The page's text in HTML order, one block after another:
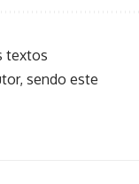
textos
sendo este